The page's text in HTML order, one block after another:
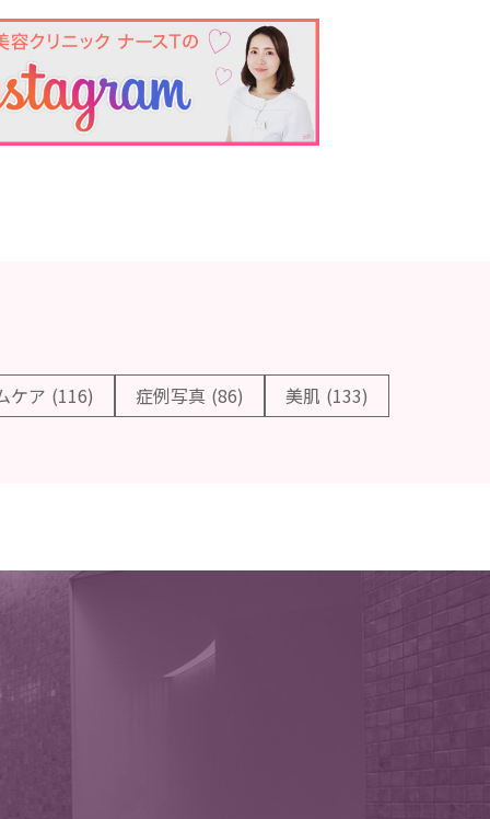
ケア (116) 症例写真 (86) 美肌 (133)